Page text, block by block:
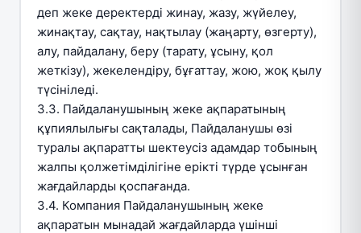
деп жеке деректерді жинау, жазу, жүйелеу,
жинақтау, сақтау, нақтылау (жаңарту, өзгерту),
алу, пайдалану, беру (тарату, ұсыну, қол
жеткізу), жекелендіру, бұғаттау, жою, жоқ қылу
түсініледі.
3.3. Пайдаланушының жеке ақпаратының
құпиялылығы сақталады, Пайдаланушы өзі
туралы ақпаратты шектеусіз адамдар тобының
жалпы қолжетімділігіне ерікті түрде ұсынған
жағдайларды қоспағанда.
3.4. Компания Пайдаланушының жеке
ақпаратын мынадай жағдайларда үшінші